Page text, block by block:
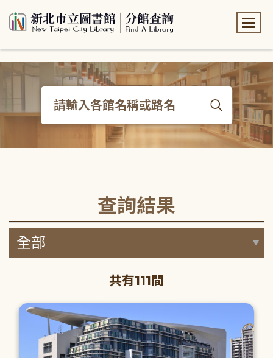
查詢結果
共有111間